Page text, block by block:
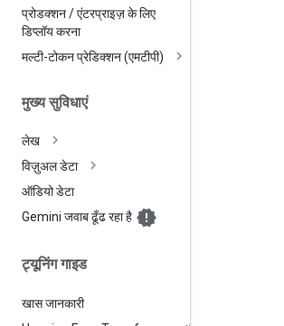
प्रोडक्शन/एंटरप्राइज़ के लिए
डिप्लॉय करना
मल्टी-टोकन प्रेडिक्शन (एमटीपी)
मुख्य सुविधाएं
लेख
विज़ुअल डेटा
ऑडियो डेटा
Gemini जवाब ढूँढ रहा है
ट्यूनिंग गाइड
खास जानकारी